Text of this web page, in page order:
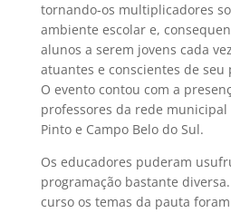
tornando-os multiplicadores
ambiente escolar e,
alunos a serem jovens cada
atuantes e conscientes de
O evento contou com a
professores da rede municipal
Pinto e Campo Belo do Sul.
Os educadores puderam
programação bastante
curso os temas da pauta